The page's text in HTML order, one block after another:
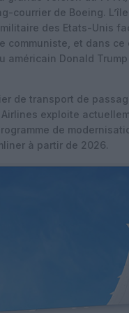
courrier de Boeing.
des Etats-Unis
communiste, et dans
américain Donald
de transport de
exploite
de
à partir de 2026.